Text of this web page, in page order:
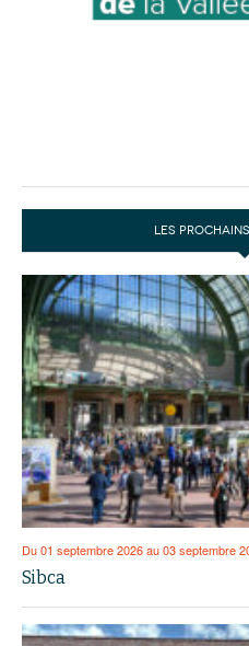
LES
Du 01 septembre 2026 au 03 septembre
Sibca